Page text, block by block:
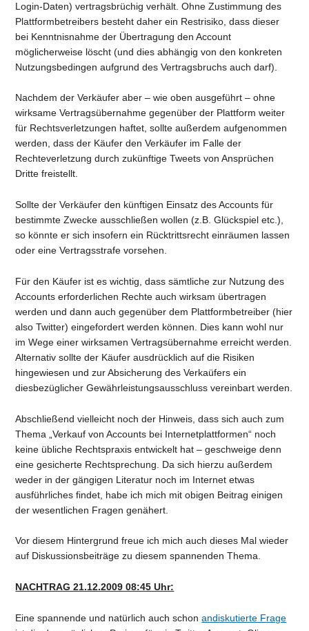
Login-Daten) vertragsbrüchig verhält. Ohne Zustimmung des
Plattformbetreibers besteht daher ein Restrisiko, dass dieser
bei Kenntnisnahme der Übertragung den Account
möglicherweise löscht (und dies abhängig von den konkreten
Nutzungsbedingen aufgrund des Vertragsbruchs auch darf).
Nachdem der Verkäufer aber – wie oben ausgeführt – ohne
wirksame Vertragsübernahme gegenüber der Plattform weiter
für Rechtsverletzungen haftet, sollte außerdem aufgenommen
werden, dass der Käufer den Verkäufer im Falle der
Rechteverletzung durch zukünftige Tweets von Ansprüchen
Dritte freistellt.
Sollte der Verkäufer den künftigen Einsatz des Accounts für
bestimmte Zwecke ausschließen wollen (z.B. Glückspiel etc.),
so könnte er sich insofern ein Rücktrittsrecht einräumen lassen
oder eine Vertragsstrafe vorsehen.
Für den Käufer ist es wichtig, dass sämtliche zur Nutzung des
Accounts erforderlichen Rechte auch wirksam übertragen
werden und dann auch gegenüber dem Plattformbetreiber (hier
also Twitter) eingefordert werden können. Dies kann wohl nur
im Wege einer wirksamen Vertragsübernahme erreicht werden.
Alternativ sollte der Käufer ausdrücklich auf die Risiken
hingewiesen und zur Absicherung des Verkaüfers ein
diesbezüglicher Gewährleistungsausschluss vereinbart werden.
Abschließend vielleicht noch der Hinweis, dass sich auch zum
Thema „Verkauf von Accounts bei Internetplattformen“ noch
keine übliche Rechtspraxis entwickelt hat – geschweige denn
eine gesicherte Rechtsprechung. Da sich hierzu außerdem
weder in der gängigen Literatur noch im Internet etwas
ausführliches findet, habe ich mich mit obigen Beitrag einigen
der wesentlichen Fragen genähert.
Vor diesem Hintergrund freue ich mich auch dieses Mal wieder
auf Diskussionsbeiträge zu diesem spannenden Thema.
NACHTRAG 21.12.2009 08:45 Uhr:
Eine spannende und natürlich auch schonandiskutierte Frage